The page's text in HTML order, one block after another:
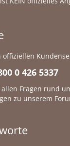
0 426 5337
allen Fragen rund
zu unserem